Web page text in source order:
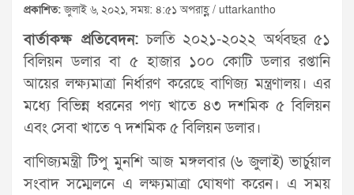
প্রকাশিত:জুলাই ৬, ২০২১, সময়: ৪:৫১ অপরাহ্ণ / uttarkantho
বার্তাকক্ষ প্রতিবেদন:চলতি ২০২১-২০২২ অর্থবছর ৫১
বিলিয়ন ডলার বা ৫ হাজার ১০০ কোটি ডলার রপ্তানি
আয়ের লক্ষ্যমাত্রা নির্ধারণ করেছে বাণিজ্য মন্ত্রণালয়। এর
মধ্যে বিভিন্ন ধরনের পণ্য খাতে ৪৩ দশমিক ৫ বিলিয়ন
এবং সেবা খাতে ৭ দশমিক ৫ বিলিয়ন ডলার।
বাণিজ্যমন্ত্রী টিপু মুনশি আজ মঙ্গলবার (৬ জুলাই) ভার্চুয়াল
সংবাদ সম্মেলনে এ লক্ষ্যমাত্রা ঘোষণা করেন। এ সময়